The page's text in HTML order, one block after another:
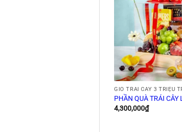
GIỎ TRÁI CÂY 3 TRIỆU
PHẦN QUÀ TRÁI CÂY
4,300,000₫